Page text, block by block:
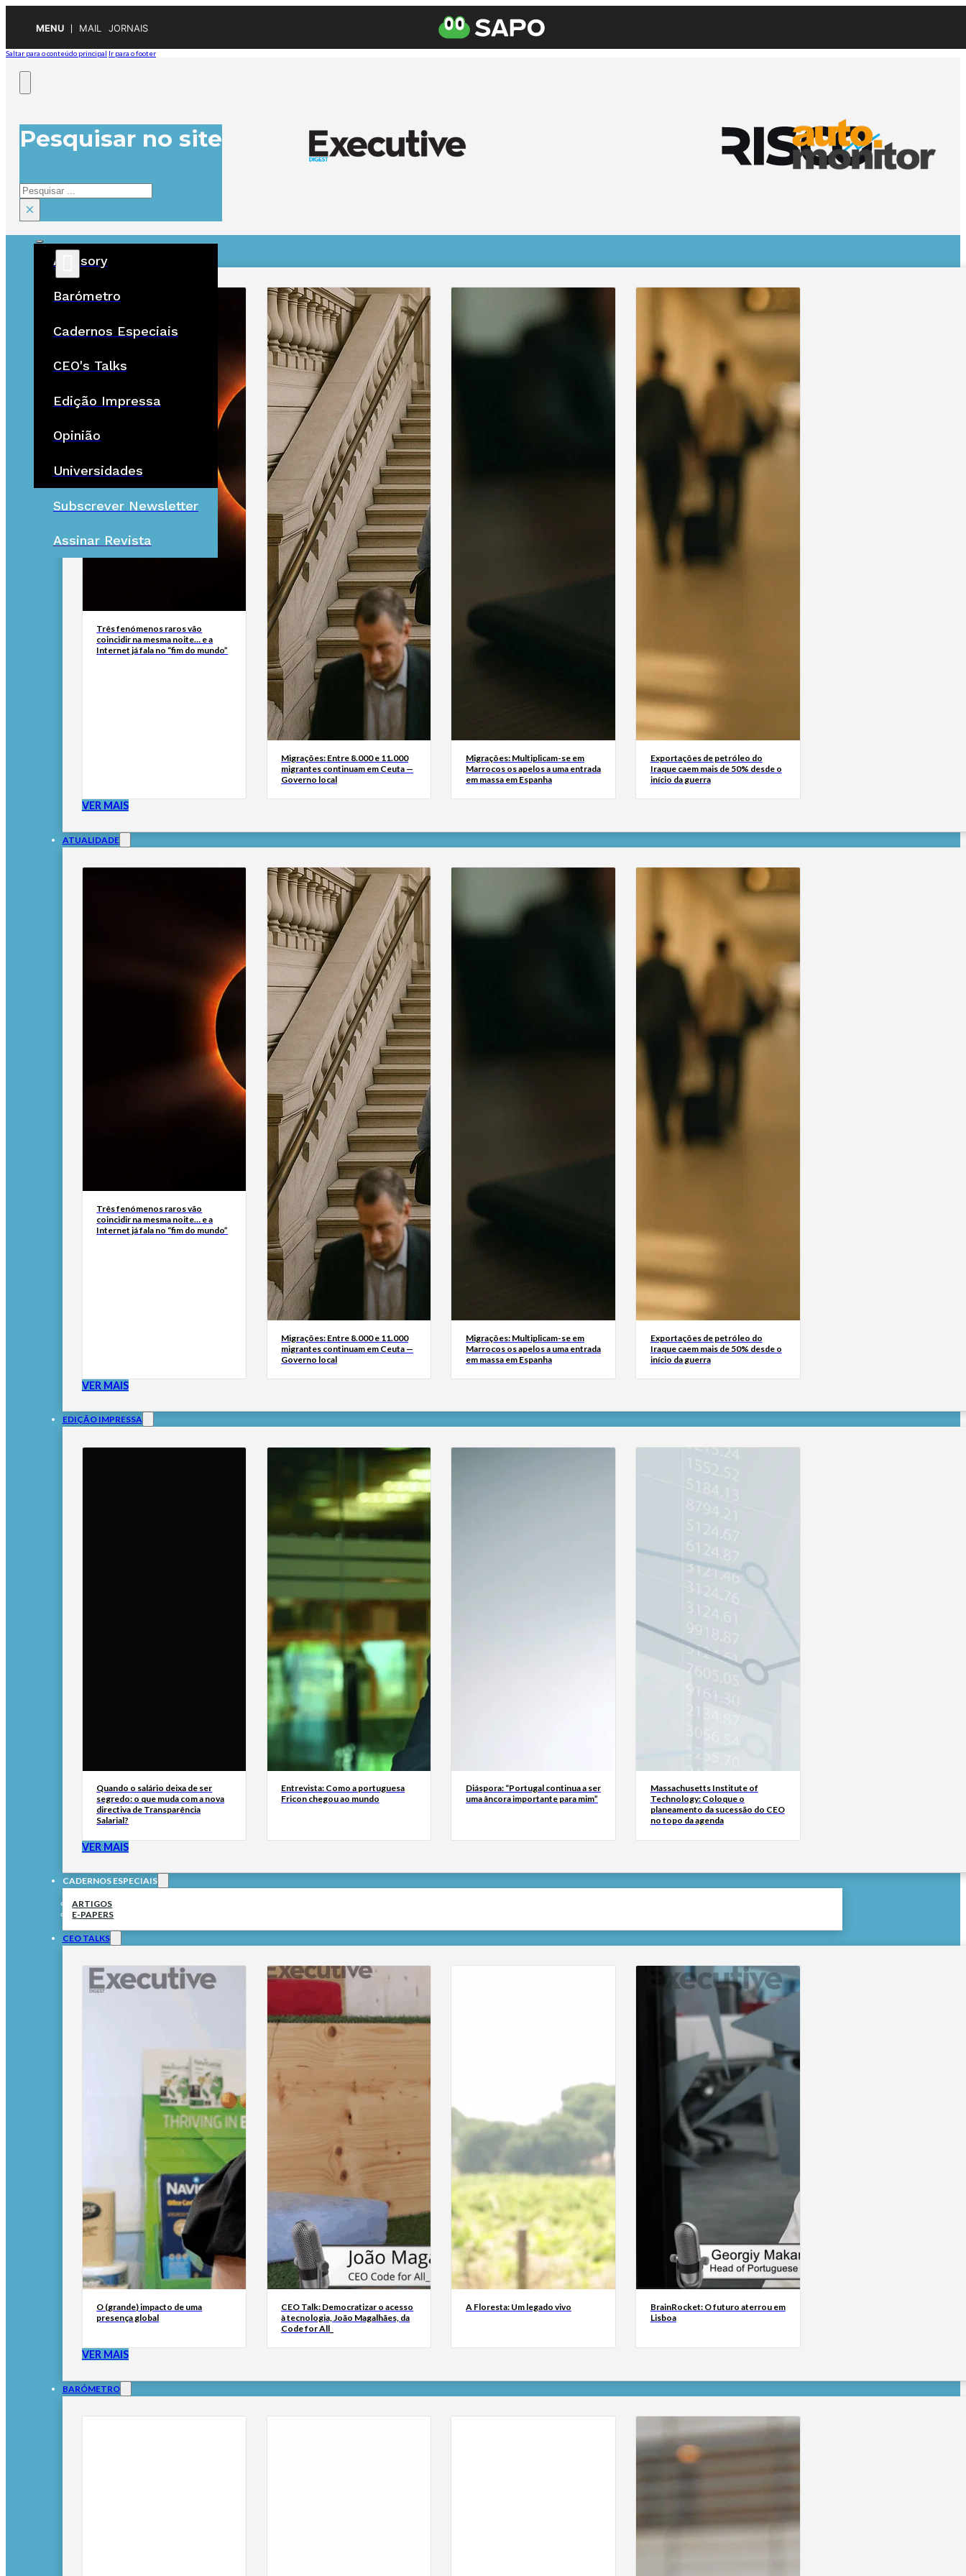
MENU MAIL JORNAIS
Saltar para o conteúdo principal Ir para o footer
Pesquisar no site
Pesquisar
×
Advisory
Barómetro
Cadernos Especiais
CEO's Talks
Edição Impressa
Opinião
Universidades
Subscrever Newsletter
Assinar Revista
ÚLTIMAS
Três fenómenos raros vão
coincidir na mesma noite… e a
Internet já fala no “fim do mundo”
Migrações: Entre 8.000 e 11.000
migrantes continuam em Ceuta —
Governo local
Migrações: Multiplicam-se em
Marrocos os apelos a uma entrada
em massa em Espanha
Exportações de petróleo do
Iraque caem mais de 50% desde o
início da guerra
VER MAIS
ATUALIDADE
Três fenómenos raros vão
coincidir na mesma noite… e a
Internet já fala no “fim do mundo”
Migrações: Entre 8.000 e 11.000
migrantes continuam em Ceuta —
Governo local
Migrações: Multiplicam-se em
Marrocos os apelos a uma entrada
em massa em Espanha
Exportações de petróleo do
Iraque caem mais de 50% desde o
início da guerra
VER MAIS
EDIÇÃO IMPRESSA
Quando o salário deixa de ser
segredo: o que muda com a nova
directiva de Transparência
Salarial?
Entrevista: Como a portuguesa
Fricon chegou ao mundo
Diáspora: “Portugal continua a ser
uma âncora importante para mim”
Massachusetts Institute of
Technology: Coloque o
planeamento da sucessão do CEO
no topo da agenda
VER MAIS
CADERNOS ESPECIAIS
ARTIGOS
E-PAPERS
CEO TALKS
O (grande) impacto de uma
presença global
CEO Talk: Democratizar o acesso
à tecnologia, João Magalhães, da
Code for All_
A Floresta: Um legado vivo
BrainRocket: O futuro aterrou em
Lisboa
VER MAIS
BARÓMETRO